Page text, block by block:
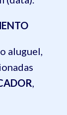
aluguel,
,